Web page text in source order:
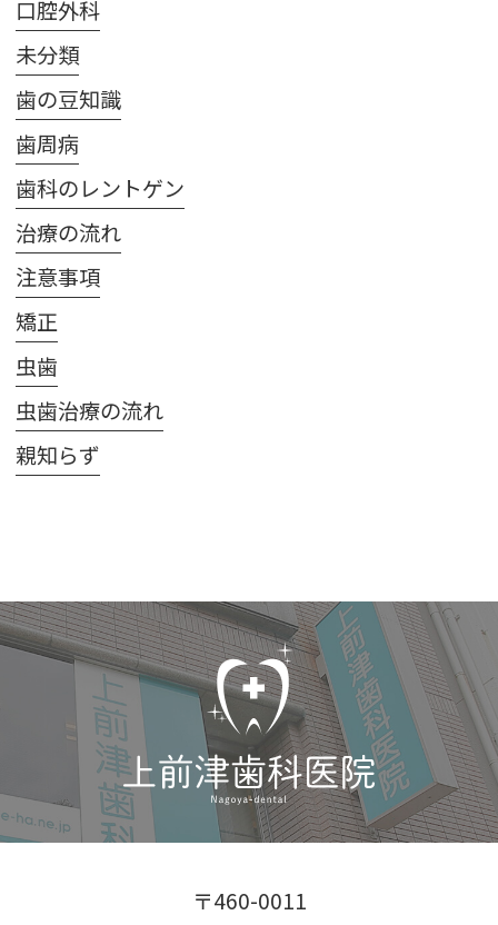
口腔外科
未分類
歯の豆知識
歯周病
歯科のレントゲン
治療の流れ
注意事項
矯正
虫歯
虫歯治療の流れ
親知らず
〒460-0011